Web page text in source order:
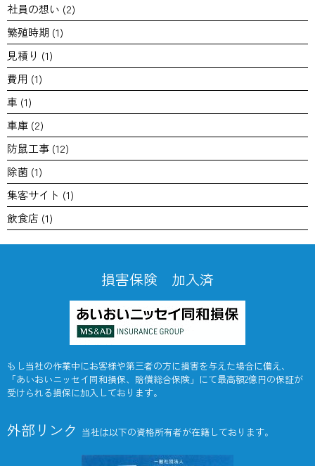
社員の想い (2)
繁殖時期 (1)
見積り (1)
費用 (1)
車 (1)
車庫 (2)
防鼠工事 (12)
除菌 (1)
集客サイト (1)
飲食店 (1)
損害保険 加入済
もし当社の作業中にお客様や第三者の方に損害を与えた場合に備え、
「あいおいニッセイ同和損保、賠償総合保険」にて最高額2億円の保証が
受けられる損保に加入しております。
外部リンク 当社は以下の資格所有者が在籍しております。